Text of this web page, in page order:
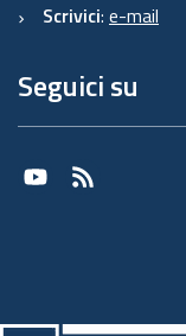
Scrivici: e-mail
Seguici su
Youtube
RSS